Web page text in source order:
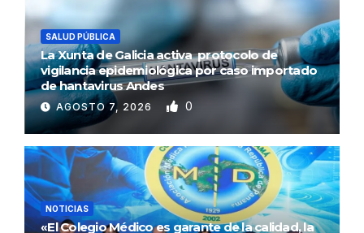
SALUD PÚBLICA
La Xunta de Galicia activa protocolo de
vigilancia epidemiológica por caso importado
de hantavirus Andes
AGOSTO 7, 2026 0
NOTICIAS
«El Colegio Médico es garante de la calidad, la